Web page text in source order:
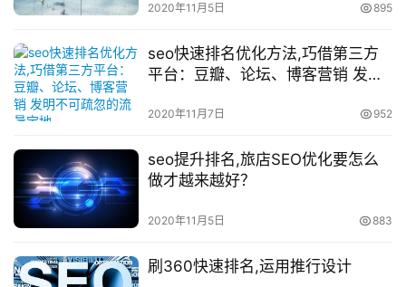
2020年11月5日 895
seo快速排名优化方法,巧借第三方
平台：豆瓣、论坛、博客营销 发明
2020年11月7日 952
seo提升排名,旅店SEO优化要怎么
做才越来越好？
2020年11月5日 883
刷360快速排名,运用推行设计